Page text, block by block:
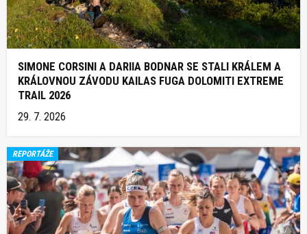
SIMONE CORSINI A DARIIA BODNAR SE STALI KRÁLEM A
KRÁLOVNOU ZÁVODU KAILAS FUGA DOLOMITI EXTREME
TRAIL 2026
29. 7. 2026
REPORTÁŽE